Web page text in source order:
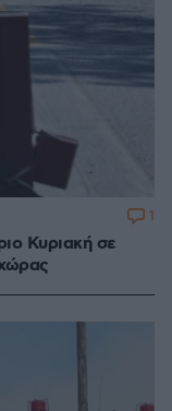
Κυριακή σε
1